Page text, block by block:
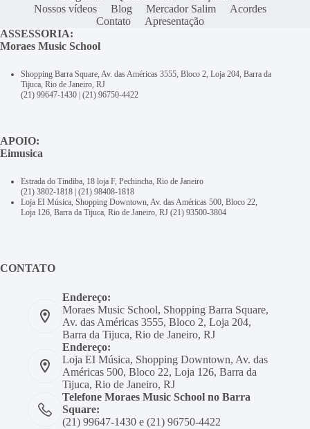
Nossos vídeos
Blog Mercador Salim
Acordes
Contato
Apresentação
ASSESSORIA:
Moraes Music School
Shopping Barra Square, Av. das Américas 3555, Bloco 2, Loja 204, Barra da
Tijuca, Rio de Janeiro, RJ
(21) 99647-1430 (21) 96750-4422
APOIO:
Eimusica
Estrada do Tindiba, 18 loja F, Pechincha, Rio de Janeiro
(21) 3802-1818 (21) 98408-1818
Loja EI Música, Shopping Downtown, Av. das Américas 500, Bloco 22,
Loja 126, Barra da Tijuca, Rio de Janeiro, RJ (21) 93500-3804
CONTATO
Endereço:
Moraes Music School, Shopping Barra Square,
Av. das Américas 3555, Bloco 2, Loja 204,
Barra da Tijuca, Rio de Janeiro, RJ
Endereço:
Loja EI Música, Shopping Downtown, Av. das
Américas 500, Bloco 22, Loja 126, Barra da
Tijuca, Rio de Janeiro, RJ
Telefone Moraes Music School no Barra
Square:
(21) 99647-1430 e (21) 96750-4422